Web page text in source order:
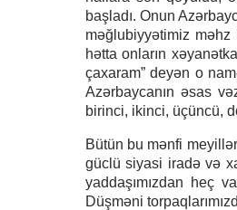
başladı. Onun
məğlubiyyətimiz
hətta onların
çaxaram” deyən o
Azərbaycanın əsas
birinci, ikinci, üçüncü,
Bütün bu mənfi
güclü siyasi iradə və
yaddaşımızdan heç
Düşməni